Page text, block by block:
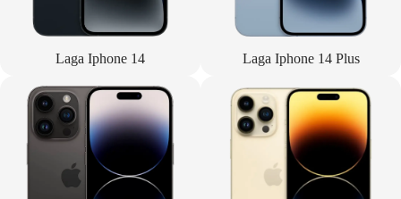
Laga Iphone 14 Laga Iphone 14 Plus